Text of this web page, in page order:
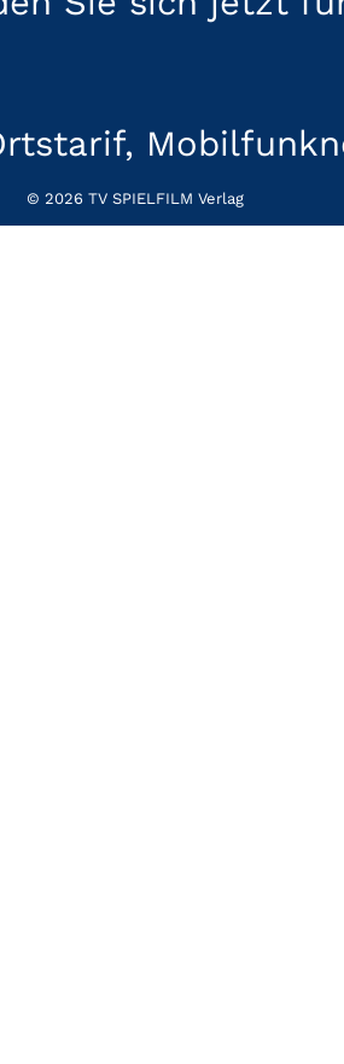
© 2026 TV SPIELFILM Verlag